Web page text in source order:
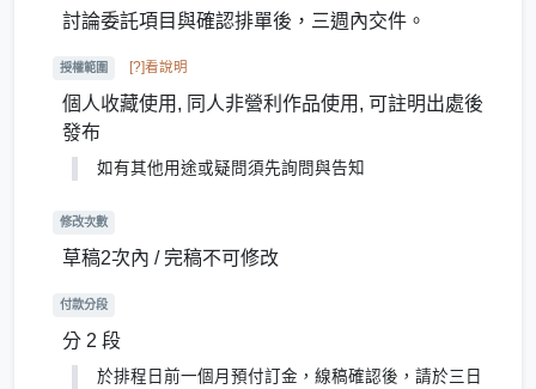
討論委託項目與確認排單後，三週內交件。
授權範圍 [?]看說明
個人收藏使用, 同人非營利作品使用, 可註明出處後
發布
如有其他用途或疑問須先詢問與告知
修改次數
草稿2次內 / 完稿不可修改
付款分段
分 2 段
於排程日前一個月預付訂金，線稿確認後，請於三日